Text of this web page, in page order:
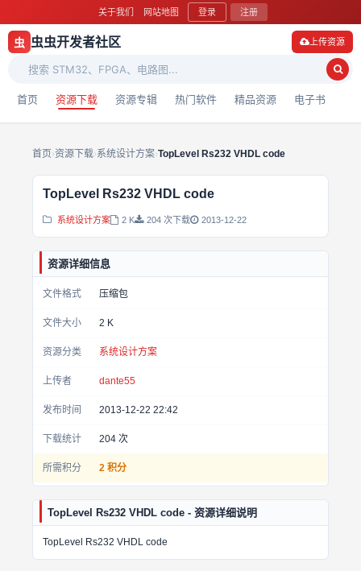
关于我们 网站地图 登录 注册
虫 虫虫开发者社区
首页 资源下载 资源专辑 热门软件 精品资源 电子书
上传资源
首页›资源下载›系统设计方案›TopLevel Rs232 VHDL code
TopLevel Rs232 VHDL code
系统设计方案 2 K 204 次下载 2013-12-22
资源详细信息
文件格式 压缩包
文件大小 2 K
资源分类 系统设计方案
上传者 dante55
发布时间 2013-12-22 22:42
下载统计 204 次
所需积分 2 积分
TopLevel Rs232 VHDL code - 资源详细说明
TopLevel Rs232 VHDL code